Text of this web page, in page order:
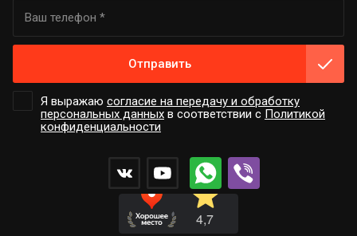
Я выражаю согласие на передачу и обработку
персональных данных в соответствии с Политикой
конфиденциальности
Отправить